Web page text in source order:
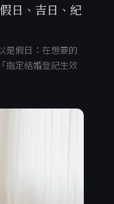
日、吉日、紀
是假日：在想要的
指定結婚登記生效